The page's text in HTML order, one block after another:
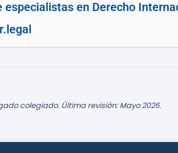
en Derecho
colegiado. Última revisión: Mayo 2026.